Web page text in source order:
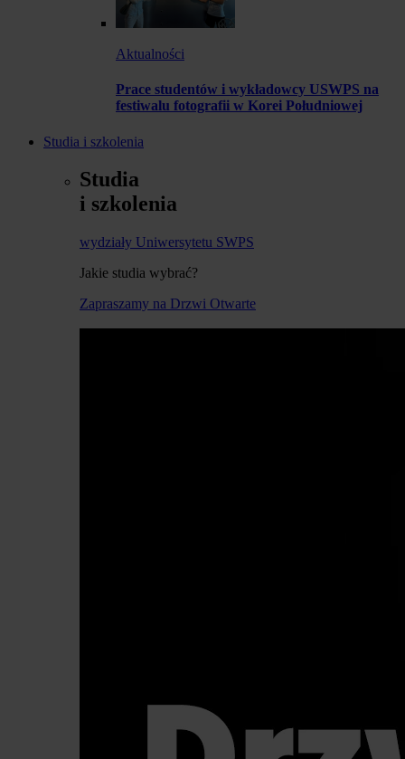
Aktualności
Prace studentów i wykładowcy USWPS na
festiwalu fotografii w Korei Południowej
Studia i szkolenia
Studia
i szkolenia
wydziały Uniwersytetu SWPS
Jakie studia wybrać?
Zapraszamy na Drzwi Otwarte